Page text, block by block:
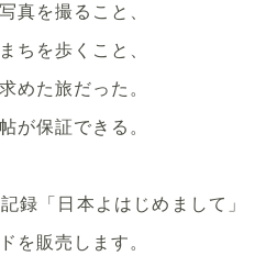
真を撮ること、
ちを歩くこと、
めた旅だった。
が保証できる。
録「日本よはじめまして」
を販売します。